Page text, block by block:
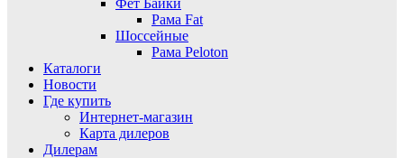
Фет Байки
Рама Fat
Шоссейные
Рама Peloton
Каталоги
Новости
Где купить
Интернет-магазин
Карта дилеров
Дилерам